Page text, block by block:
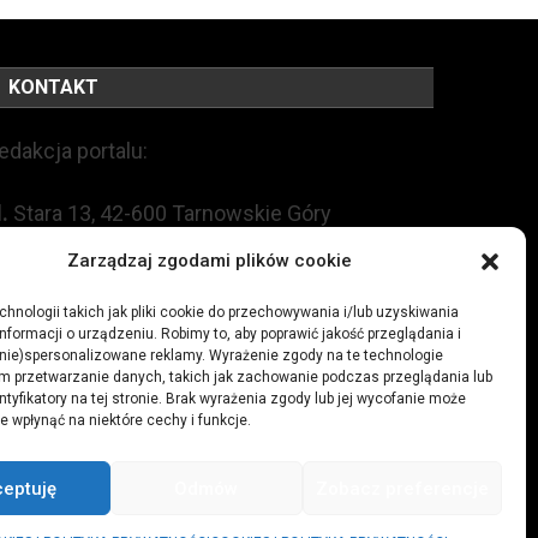
Zarządzaj zgodami plików cookie
takich jak pliki cookie do przechowywania i/lub uzyskiwania
o urządzeniu. Robimy to, aby poprawić jakość przeglądania i
reklamy. Wyrażenie zgody na te technologie
przetwarzanie danych, takich jak zachowanie podczas przeglądania lub
na tej stronie. Brak wyrażenia zgody lub jej wycofanie może
wpłynąć na niektóre cechy i funkcje.
KONTAKT
portalu:
Stara 13, 42-600 Tarnowskie Góry
+48 509 547 822
redakcja@czytamiwiem.pl
biuro@czytamiwiem.pl